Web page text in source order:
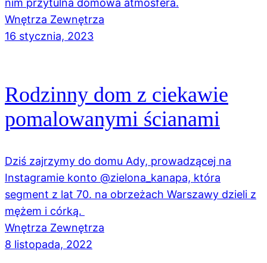
nim przytulna domowa atmosfera.
Wnętrza Zewnętrza
16 stycznia, 2023
Rodzinny dom z ciekawie
pomalowanymi ścianami
Dziś zajrzymy do domu Ady, prowadzącej na
Instagramie konto @zielona_kanapa, która
segment z lat 70. na obrzeżach Warszawy dzieli z
mężem i córką.
Wnętrza Zewnętrza
8 listopada, 2022